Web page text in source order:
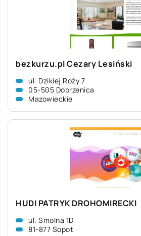
bezkurzu.pl Cezary Lesiński
ul. Dzikiej Róży 7
05-505 Dobrzenica
Mazowieckie
HUDI PATRYK DROHOMIRECKI
ul. Smolna 1D
81-877 Sopot